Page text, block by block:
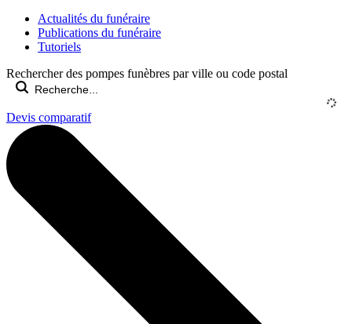
Actualités du funéraire
Publications du funéraire
Tutoriels
Rechercher des pompes funèbres par ville ou code postal
Devis comparatif